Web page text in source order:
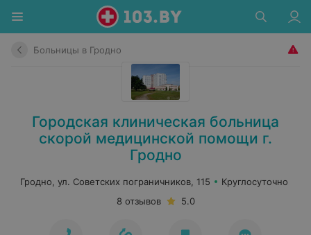
Больницы в Гродно
Городская клиническая больница
скорой медицинской помощи г.
Гродно
Гродно, ул. Советских пограничников, 115
Круглосуточно
8 отзывов
5.0